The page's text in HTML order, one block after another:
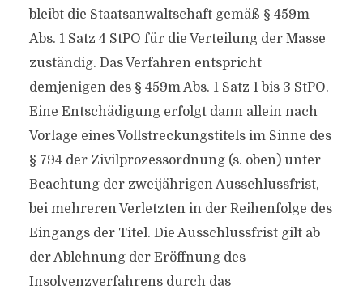
bleibt die Staatsanwaltschaft gemäß § 459m
Abs. 1 Satz 4 StPO für die Verteilung der Masse
zuständig. Das Verfahren entspricht
demjenigen des § 459m Abs. 1 Satz 1 bis 3 StPO.
Eine Entschädigung erfolgt dann allein nach
Vorlage eines Vollstreckungstitels im Sinne des
§ 794 der Zivilprozessordnung (s. oben) unter
Beachtung der zweijährigen Ausschlussfrist,
bei mehreren Verletzten in der Reihenfolge des
Eingangs der Titel. Die Ausschlussfrist gilt ab
der Ablehnung der Eröffnung des
Insolvenzverfahrens durch das